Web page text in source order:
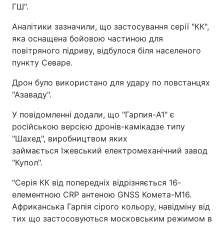
ГШ".
Аналітики зазначили, що застосування серії "КК",
яка оснащена бойовою частиною для
повітряного підриву, відбулося біля населеного
пункту Севаре.
Дрон було використано для удару по повстанцях
"Азаваду".
У повідомленні додали, що "Гарпия-А1" є
російською версією дронів-камікадзе типу
"Шахед", виробництвом яких
займається Іжевський електромеханічний завод
"Купол".
"Серія КК від попередніх відрізняється 16-
елементною CRP антеною GNSS Комета-М16.
Африканська Гарпія сірого кольору, навідміну від
тих що застосовуються московським режимом в